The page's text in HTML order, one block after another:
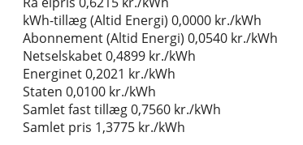
kWh-tillæg (Altid Energi) 0,0000 kr./kWh
Abonnement (Altid Energi) 0,0540 kr./kWh
Netselskabet0,4899 kr./kWh
Energinet0,2021 kr./kWh
Staten 0,0100 kr./kWh
Samlet fast tillæg0,7560 kr./kWh
Samlet pris 1,3775 kr./kWh